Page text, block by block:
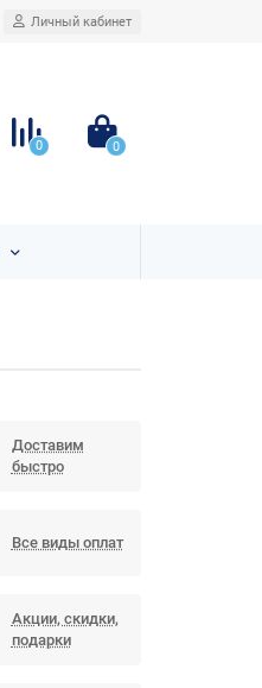
Личный кабинет
0 0
Доставим
быстро
Все виды оплат
Акции, скидки,
подарки